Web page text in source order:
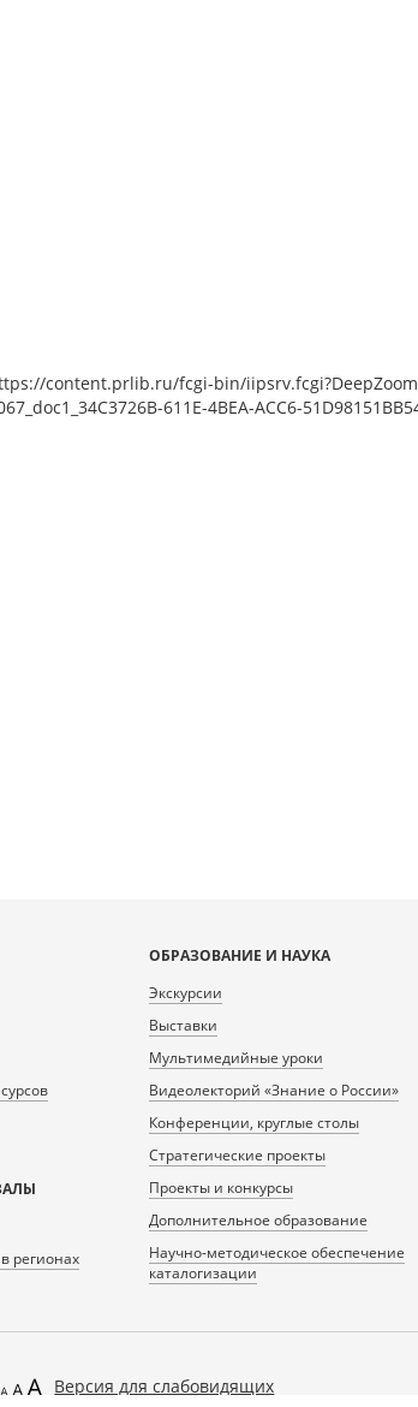
content.prlib.ru/fcgi-bin/
611E-4BEA-ACC6-
регионах
ОБРАЗОВАНИЕ И НАУКА
Экскурсии
Выставки
Мультимедийные уроки
Видеолекторий «Знание о России»
Конференции, круглые столы
Стратегические проекты
Проекты и конкурсы
Дополнительное образование
Научно-методическое обеспечение
каталогизации
Версия для слабовидящих